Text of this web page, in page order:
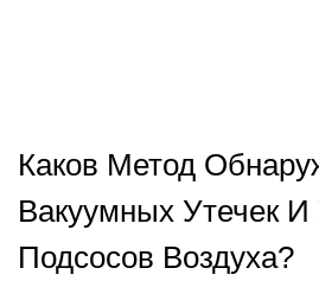
Каков Метод
Вакуумных Утечек И
Подсосов Воздуха?